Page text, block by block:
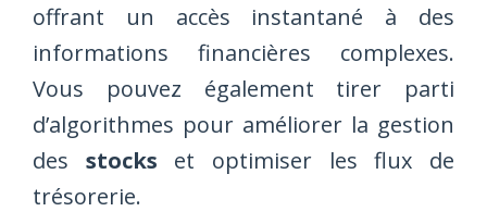
offrant un accès instantané à des
informations financières complexes.
Vous pouvez également tirer parti
d’algorithmes pour améliorer la gestion
des stocks et optimiser les flux de
trésorerie.